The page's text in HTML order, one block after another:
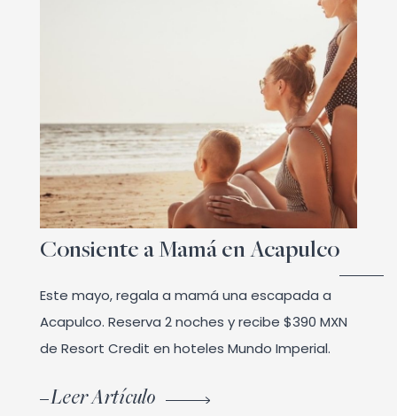
Consiente a Mamá en Acapulco
Este mayo, regala a mamá una escapada a
Acapulco. Reserva 2 noches y recibe $390 MXN
de Resort Credit en hoteles Mundo Imperial.
Leer Artículo